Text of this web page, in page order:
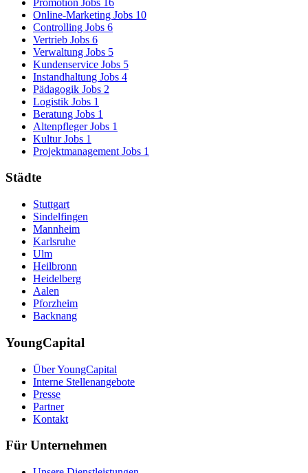
Online-Marketing Jobs 10
Controlling Jobs 6
Vertrieb Jobs 6
Verwaltung Jobs 5
Kundenservice Jobs 5
Instandhaltung Jobs 4
Pädagogik Jobs 2
Logistik Jobs 1
Beratung Jobs 1
Altenpfleger Jobs 1
Kultur Jobs 1
Projektmanagement Jobs 1
Städte
Stuttgart
Sindelfingen
Mannheim
Karlsruhe
Ulm
Heilbronn
Heidelberg
Aalen
Pforzheim
Backnang
YoungCapital
Über YoungCapital
Interne Stellenangebote
Presse
Partner
Kontakt
Für Unternehmen